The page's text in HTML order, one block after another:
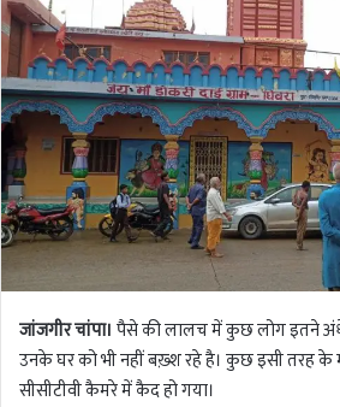
जांजगीर चांपा। पैसे की लालच में कुछ लोग इतने
उनके घर को भी नहीं बख़्श रहे है। कुछ इसी तरह के
सीसीटीवी कैमरे में कैद हो गया।